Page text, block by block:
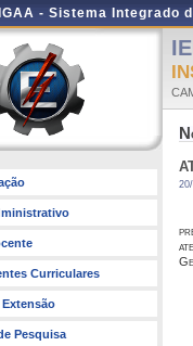
- Sistema Integrado
Curriculares
Pesquisa